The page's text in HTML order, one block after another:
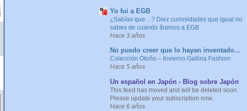
Yo fui a EGB
¿Sabías que…? Diez curiosidades que igual no
sabes de cuando íbamos a EGB
Hace 3 años
No puedo creer que lo hayan inventado...
Colección Otoño – Invierno Gallina Fashion
Hace 5 años
Un español en Japón - Blog sobre Japón
This feed has moved and will be deleted soon.
Please update your subscription now.
Hace 6 años